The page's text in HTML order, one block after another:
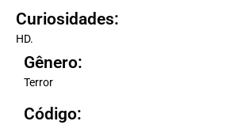
Curiosidades:
HD.
Gênero:
Terror
Código: